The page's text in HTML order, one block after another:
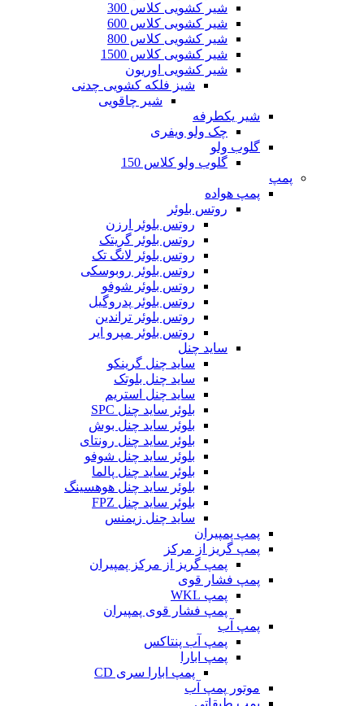
شیر کشویی کلاس 300
شیر کشویی کلاس 600
شیر کشویی کلاس 800
شیر کشویی کلاس 1500
شیر کشویی اوریون
شیز فلکه کشویی چدنی
شیر چاقویی
شیر یکطرفه
چک ولو ویفری
گلوب ولو
گلوب ولو کلاس 150
پمپ
پمپ هواده
روتس بلوئر
روتس بلوئر ارزن
روتس بلوئر گریتک
روتس بلوئر لانگ تک
روتس بلوئر روبوسکی
روتس بلوئر شوفو
روتس بلوئر پدروگیل
روتس بلوئر تراندین
روتس بلوئر مپرو ایر
ساید چنل
ساید چنل گرینکو
ساید چنل بلوتک
ساید چنل استریم
بلوئر ساید چنل SPC
بلوئر ساید چنل بوش
بلوئر ساید چنل رونتای
بلوئر ساید چنل شوفو
بلوئر ساید چنل پالما
بلوئر ساید چنل هوهسینگ
بلوئر ساید چنل FPZ
ساید چنل زیمنس
پمپ پمپیران
پمپ گریز از مرکز
پمپ گریز از مرکز پمپیران
پمپ فشار قوی
پمپ WKL
پمپ فشار قوی پمپیران
پمپ آب
پمپ آب پنتاکس
پمپ ابارا
پمپ ابارا سری CD
موتور پمپ آب
پمپ طبقاتی